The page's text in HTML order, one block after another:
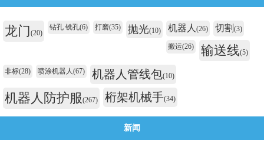
龙门(20)
钻孔 铣孔(6) 打磨(35) 抛光(10) 机器人 (26) 切割 (3)
搬运(26) 输送线(5)
非标(28) 喷涂机器人(67) 机器人管线包(10)
机器人防护服(267) 桁架机械手(34)
新闻